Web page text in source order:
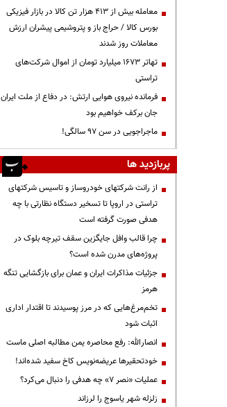
معامله بیش از ۴۱۳ هزار تن کالا در بازار فیزیکی
بورس کالا / حراج باز و پتروشیمی پیشران ارزش
معاملات روز شدند
تهاتر ۱۶۷۳ میلیارد تومان از اموال شرکت‌های
تراستی
فرمانده نیروی هوایی ارتش: در دفاع از ملت ایران
جان برکف خواهیم بود
ماجراجویی در سن ۹۷ سالگی!
پربازدید ها
از رانت‌ شرکتهای خودروساز و تاسیس شرکتهای
تراستی در اروپا تا تسخیر دستگاه نظارتی با چه
هدفی صورت گرفته است
چرا قالب وافل جایگزین سقف تیرچه بلوک در
پروژه‌های مدرن شده است؟
جزئیات مذاکرات ایران و عمان برای بازگشایی تنگه
هرمز
تخم‌مرغ‌هایی که در مرز پوسیدند تا اقتدار اداری
اثبات شود
انصارالله: رفع محاصره یمن مطالبه اصلی ماست
خودتحقیرها عریضه‌نویس کاخ سفید شده‌اند!
عملیات «نصر ۷» چه هدفی را دنبال می‌کرد؟
زلزله شهر یاسوج را لرزاند